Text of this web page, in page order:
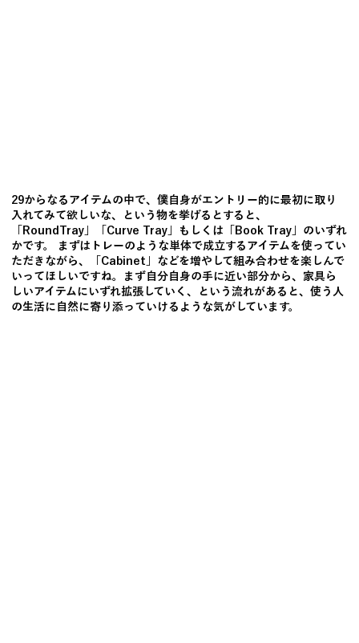
29からなるアイテムの中で、僕自身がエントリー的に最初に取り
入れてみて欲しいな、という物を挙げるとすると、
「RoundTray」「Curve Tray」もしくは「Book Tray」のいずれ
かです。 まずはトレーのような単体で成立するアイテムを使ってい
ただきながら、「Cabinet」などを増やして組み合わせを楽しんで
いってほしいですね。まず自分自身の手に近い部分から、家具ら
しいアイテムにいずれ拡張していく、という流れがあると、使う人
の生活に自然に寄り添っていけるような気がしています。